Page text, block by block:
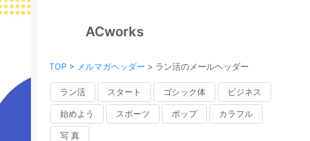
ACworks
TOP > メルマガヘッダー > ラン活のメールヘッダー
ラン活 スタート ゴシック体 ビジネス
始めよう スポーツ ポップ カラフル
写 真